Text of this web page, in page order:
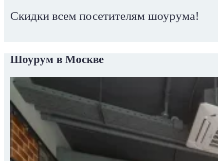
Скидки всем посетителям шоурума!
Шоурум в Москве